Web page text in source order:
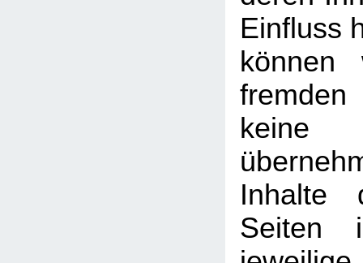
Einfluss
Inhalte
Seiten